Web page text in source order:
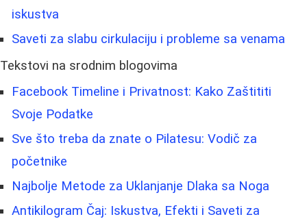
iskustva
Saveti za slabu cirkulaciju i probleme sa venama
Tekstovi na srodnim blogovima
Facebook Timeline i Privatnost: Kako Zaštititi
Svoje Podatke
Sve što treba da znate o Pilatesu: Vodič za
početnike
Najbolje Metode za Uklanjanje Dlaka sa Noga
Antikilogram Čaj: Iskustva, Efekti i Saveti za